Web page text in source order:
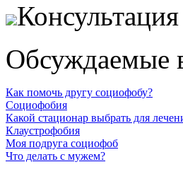
Консультация
Обсуждаемые
Как помочь другу социофобу?
Социофобия
Какой стационар выбрать для
Клаустрофобия
Моя подруга социофоб
Что делать с мужем?